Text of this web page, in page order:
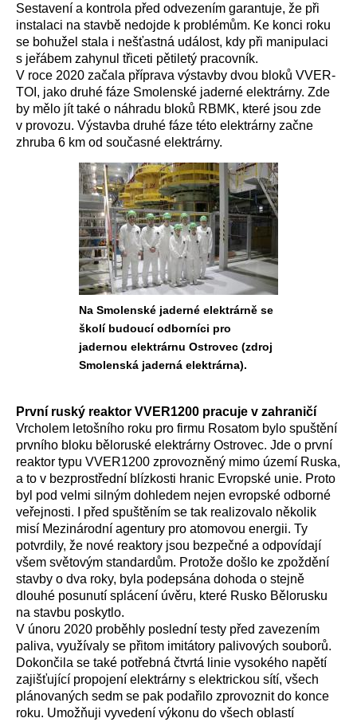
Sestavení a kontrola před odvezením garantuje, že při
instalaci na stavbě nedojde k problémům. Ke konci roku
se bohužel stala i nešťastná událost, kdy při manipulaci
s jeřábem zahynul třiceti pětiletý pracovník.
V roce 2020 začala příprava výstavby dvou bloků VVER-
TOI, jako druhé fáze Smolenské jaderné elektrárny. Zde
by mělo jít také o náhradu bloků RBMK, které jsou zde
v provozu. Výstavba druhé fáze této elektrárny začne
zhruba 6 km od současné elektrárny.
Na Smolenské jaderné elektrárně se
školí budoucí odborníci pro
jadernou elektrárnu Ostrovec (zdroj
Smolenská jaderná elektrárna).
První ruský reaktor VVER1200 pracuje v zahraničí
Vrcholem letošního roku pro firmu Rosatom bylo spuštění
prvního bloku běloruské elektrárny Ostrovec. Jde o první
reaktor typu VVER1200 zprovozněný mimo území Ruska,
a to v bezprostřední blízkosti hranic Evropské unie. Proto
byl pod velmi silným dohledem nejen evropské odborné
veřejnosti. I před spuštěním se tak realizovalo několik
misí Mezinárodní agentury pro atomovou energii. Ty
potvrdily, že nové reaktory jsou bezpečné a odpovídají
všem světovým standardům. Protože došlo ke zpoždění
stavby o dva roky, byla podepsána dohoda o stejně
dlouhé posunutí splácení úvěru, které Rusko Bělorusku
na stavbu poskytlo.
V únoru 2020 proběhly poslední testy před zavezením
paliva, využívaly se přitom imitátory palivových souborů.
Dokončila se také potřebná čtvrtá linie vysokého napětí
zajišťující propojení elektrárny s elektrickou sítí, všech
plánovaných sedm se pak podařilo zprovoznit do konce
roku. Umožňuji vyvedení výkonu do všech oblastí